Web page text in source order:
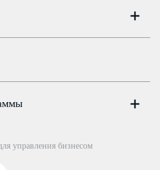
управления бизнесом